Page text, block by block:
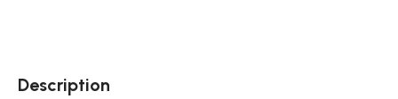
Description